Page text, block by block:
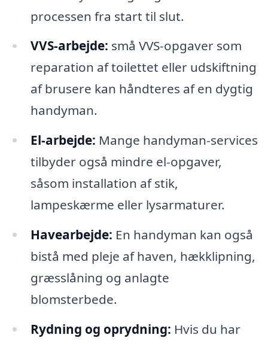
processen fra start til slut.
VVS-arbejde: små VVS-opgaver som
reparation af toilettet eller udskiftning
af brusere kan håndteres af en dygtig
handyman.
El-arbejde: Mange handyman-services
tilbyder også mindre el-opgaver,
såsom installation af stik,
lampeskærme eller lysarmaturer.
Havearbejde: En handyman kan også
bistå med pleje af haven, hækklipning,
græsslåning og anlagte
blomsterbede.
Rydning og oprydning: Hvis du har